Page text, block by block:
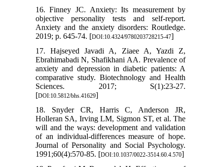
16. Finney JC. Anxiety: Its measurement by
objective personality tests and self-report.
Anxiety and the anxiety disorders: Routledge.
2019; p. 645-74. [DOI:10.4324/9780203728215-47]
17. Hajseyed Javadi A, Ziaee A, Yazdi Z,
Ebrahimabadi N, Shafikhani AA. Prevalence of
anxiety and depression in diabetic patients: A
comparative study. Biotechnology and Health
Sciences. 2017; S(1):23-27.
[DOI:10.5812/bhs.41629]
18. Snyder CR, Harris C, Anderson JR,
Holleran SA, Irving LM, Sigmon ST, et al. The
will and the ways: development and validation
of an individual-differences measure of hope.
Journal of Personality and Social Psychology.
1991;60(4):570-85. [DOI:10.1037/0022-3514.60.4.570]